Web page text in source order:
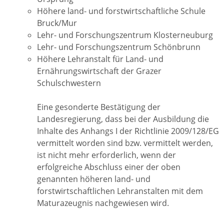
Höhere land- und forstwirtschaftliche Schule
Bruck/Mur
Lehr- und Forschungszentrum Klosterneuburg
Lehr- und Forschungszentrum Schönbrunn
Höhere Lehranstalt für Land- und
Ernährungswirtschaft der Grazer
Schulschwestern
Eine gesonderte Bestätigung der
Landesregierung, dass bei der Ausbildung die
Inhalte des Anhangs I der Richtlinie 2009/128/EG
vermittelt worden sind bzw. vermittelt werden,
ist nicht mehr erforderlich, wenn der
erfolgreiche Abschluss einer der oben
genannten höheren land- und
forstwirtschaftlichen Lehranstalten mit dem
Maturazeugnis nachgewiesen wird.